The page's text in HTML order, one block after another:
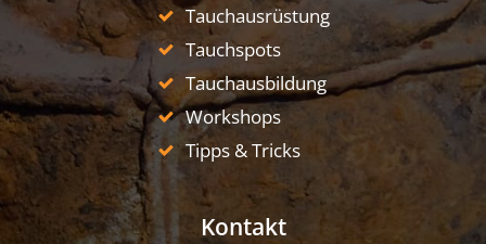
Tauchausrüstung
Tauchspots
Tauchausbildung
Workshops
Tipps & Tricks
Kontakt